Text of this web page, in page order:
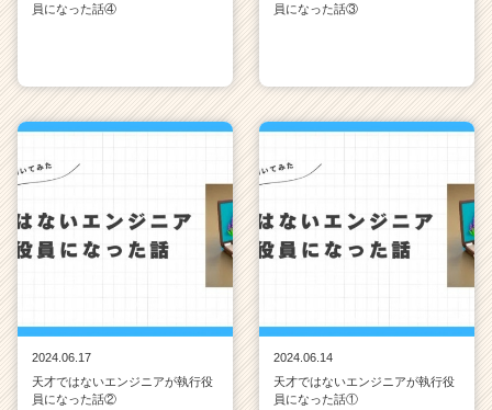
員になった話④
員になった話③
2024.06.17
天才ではないエンジニアが執行役
員になった話②
2024.06.14
天才ではないエンジニアが執行役
員になった話①